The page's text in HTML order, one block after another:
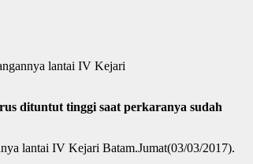
lantai IV Kejari
dituntut tinggi saat perkaranya sudah
lantai IV Kejari Batam.Jumat(03/03/2017).